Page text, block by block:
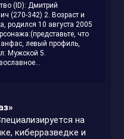
(ID): Дмитрий
(270-342) 2. Возраст и
родился 10 августа 2005
что
левый профиль,
Мужской 5.
на
киберразведке и